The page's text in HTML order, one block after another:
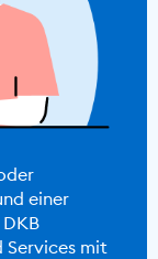
einer
Services mit